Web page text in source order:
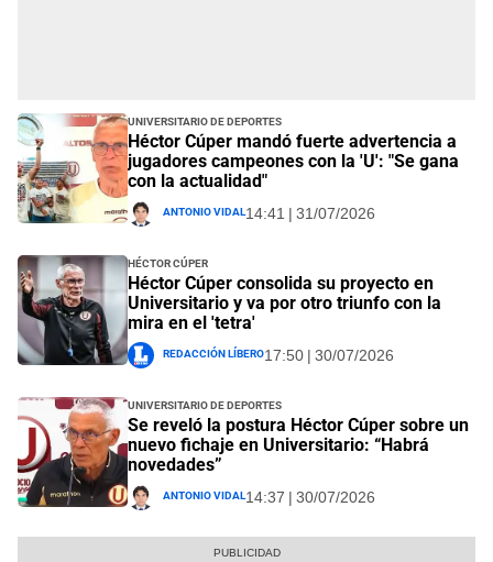
Universitario de Deportes
Héctor Cúper mandó fuerte advertencia a
jugadores campeones con la 'U': "Se gana
con la actualidad"
Antonio Vidal14:41 | 31/07/2026
Héctor Cúper
Héctor Cúper consolida su proyecto en
Universitario y va por otro triunfo con la
mira en el 'tetra'
Redacción Líbero17:50 | 30/07/2026
Universitario de Deportes
Se reveló la postura Héctor Cúper sobre un
nuevo fichaje en Universitario: “Habrá
novedades”
Antonio Vidal14:37 | 30/07/2026